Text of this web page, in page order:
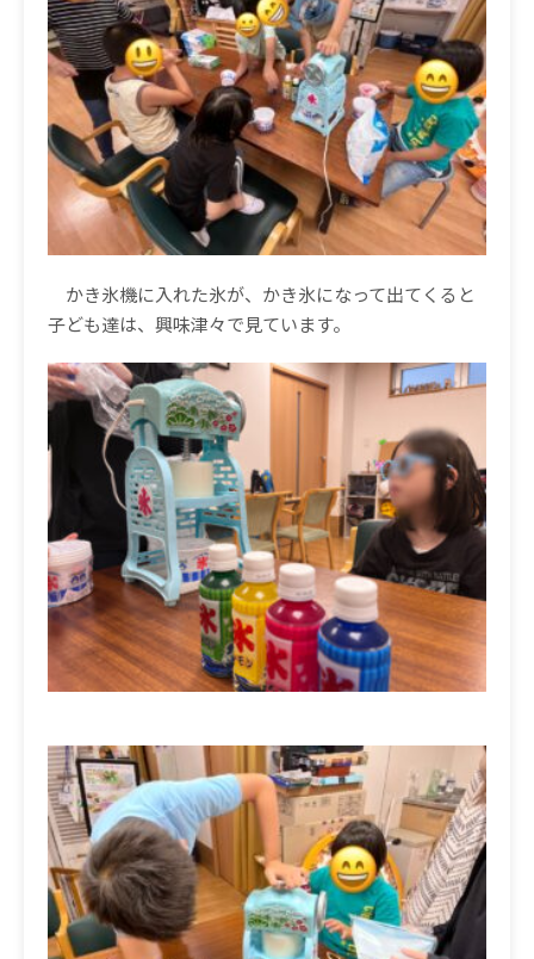
かき氷機に入れた氷が、 かき氷になって出てくると
子ども達は、興味津々で見ています。